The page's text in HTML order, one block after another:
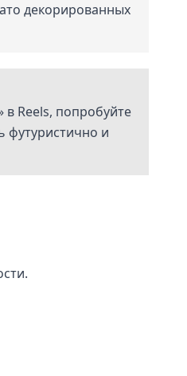
декорированных
Reels, попробуйте
футуристично и